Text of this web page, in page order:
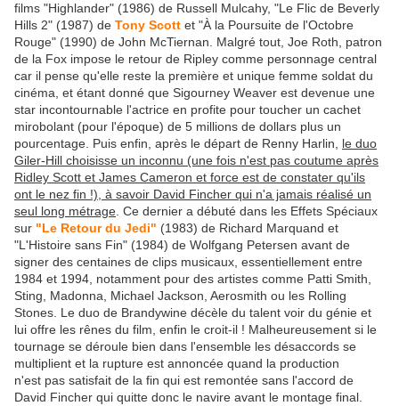
films "Highlander" (1986) de Russell Mulcahy, "Le Flic de Beverly
Hills 2" (1987) de Tony Scott et "À la Poursuite de l'Octobre
Rouge" (1990) de John McTiernan. Malgré tout, Joe Roth, patron
de la Fox impose le retour de Ripley comme personnage central
car il pense qu'elle reste la première et unique femme soldat du
cinéma, et étant donné que Sigourney Weaver est devenue une
star incontournable l'actrice en profite pour toucher un cachet
mirobolant (pour l'époque) de 5 millions de dollars plus un
pourcentage. Puis enfin, après le départ de Renny Harlin, le duo
Giler-Hill choisisse un inconnu (une fois n'est pas coutume après
Ridley Scott et James Cameron et force est de constater qu'ils
ont le nez fin !), à savoir David Fincher qui n'a jamais réalisé un
seul long métrage . Ce dernier a débuté dans les Effets Spéciaux
sur "Le Retour du Jedi" (1983) de Richard Marquand et
"L'Histoire sans Fin" (1984) de Wolfgang Petersen avant de
signer des centaines de clips musicaux, essentiellement entre
1984 et 1994, notamment pour des artistes comme Patti Smith,
Sting, Madonna, Michael Jackson, Aerosmith ou les Rolling
Stones. Le duo de Brandywine décèle du talent voir du génie et
lui offre les rênes du film, enfin le croit-il ! Malheureusement si le
tournage se déroule bien dans l'ensemble les désaccords se
multiplient et la rupture est annoncée quand la production
n'est pas satisfait de la fin qui est remontée sans l'accord de
David Fincher qui quitte donc le navire avant le montage final.